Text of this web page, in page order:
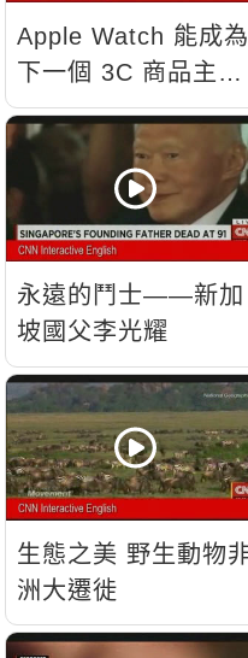
Apple Watch 能成為
下一個 3C 商品主
流？
永遠的鬥士——新加
坡國父李光耀
生態之美 野生動物非
洲大遷徙